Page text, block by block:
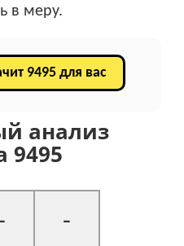
в меру.
9495 для вас
анализ
9495
-